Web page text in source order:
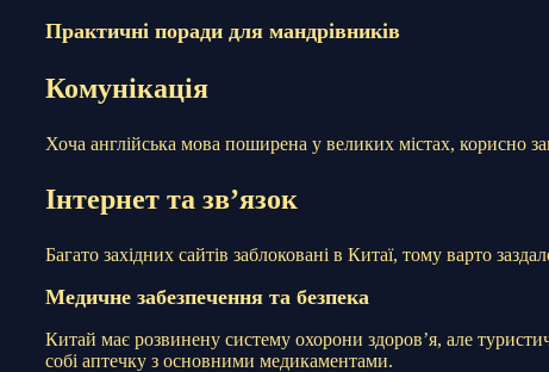
Практичні поради для мандрівників
Комунікація
Хоча англійська мова поширена у великих містах, корисно
Інтернет та зв’язок
Багато західних сайтів заблоковані в Китаї, тому варто
Медичне забезпечення та безпека
Китай має розвинену систему охорони здоров’я, але
собі аптечку з основними медикаментами.